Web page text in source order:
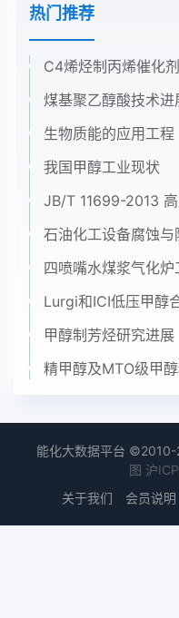
工工作做好前期准备
定0.5%,系统的电流调
调试时,应先派技术人
统的开入、开出15%
等和外围其它系统的
模拟设备通道调的设
70%-110%维护等,进
本着科学、择优和信
统的主要设备详细可
术安全、适用、经济
磁系统的主要设备包
及系统改造的对励磁
方法,依据具体实际情
发现静止式的励磁护
的接口排改造工作计
在国内水电厂励磁系
是户内式三相树脂绝
工作。技术水平,在
热门推荐
C4烯烃制丙烯催化剂
煤基聚乙醇酸技术进
生物质能的应用工程
我国甲醇工业现状
甲醇制芳烃研究进展
能化大数据平台
图 沪
关于我们
会员说明